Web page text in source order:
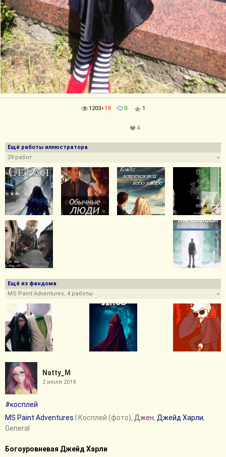
Natty_M
2 июля 2018
#косплей
MS Paint Adventures | Косплей (фото), Джен, Джейд Харли,
General
Богоуровневая Джейд Харли
1203+19 0 1
4
Ещё работы иллюстратора
»
29 работ
Ещё из фандома
»
MS Paint Adventures, 4 работы